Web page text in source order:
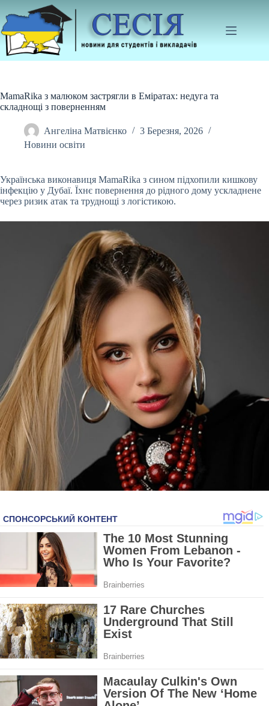
до
вмісту
MamaRika з малюком застрягли в Еміратах: недуга та
складнощі з поверненням
Ангеліна Матвієнко
3 Березня, 2026
Новини освіти
Українська виконавиця MamaRika з сином підхопили кишкову
інфекцію у Дубаї. Їхнє повернення до рідного дому ускладнене
через ризик атак та труднощі з логістикою.